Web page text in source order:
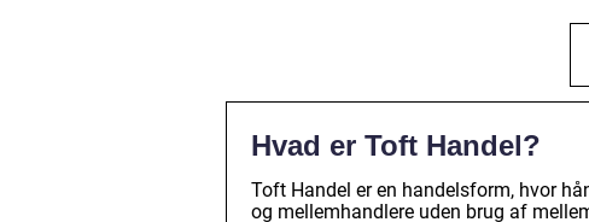
Hvad er Toft Handel?
Toft Handel er en handelsform, hvor
og mellemhandlere uden brug af